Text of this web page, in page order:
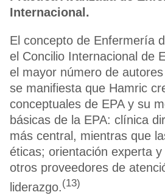
Internacional.
El concepto de Enfermería
el Concilio Internacional de
el mayor número de
se manifiesta que Hamric
conceptuales de EPA y su
básicas de la EPA: clínica
más central, mientras que
éticas; orientación experta
otros proveedores de
liderazgo.(13)